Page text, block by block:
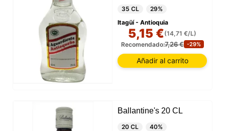
35 CL
29%
Itagüí - Antioquia
5,15 €(14,71 €/L)
Recomendado:7,26 € -29%
Añadir al carrito
Ballantine's 20 CL
20 CL 40%